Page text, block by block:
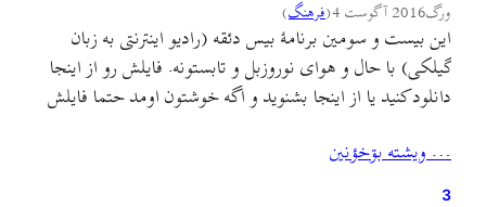
ورگ2016 آگوست 4 (فرهنگ)
این بیست و سومین برنامهٔ بیس دئقه (رادیو اینترنتی به زبان
گیلکی) با حال و هوای نوروزبل و تابستونه. فایلش رو از اینجا
دانلود کنید یا از اینجا بشنوید و اگه خوشتون اومد حتما فایلش
چون شنوندگان این رادیو فقط به کمک شما بیشتر…
… ويشته بۊخؤنين
3